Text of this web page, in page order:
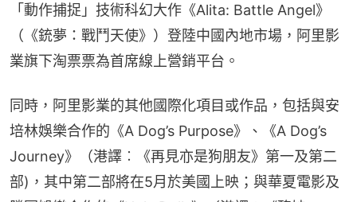
「動作捕捉」技術科幻大作《Alita: Battle Angel》
（《銃夢：戰鬥天使》）登陸中國內地市場，阿里影
業旗下淘票票為首席線上營銷平台。
同時，阿里影業的其他國際化項目或作品，包括與安
培林娛樂合作的《A Dog’s Purpose》、《A Dog’s
Journey》（港譯︰《再見亦是狗朋友》第一及第二
部)，其中第二部將在5月於美國上映；與華夏電影及